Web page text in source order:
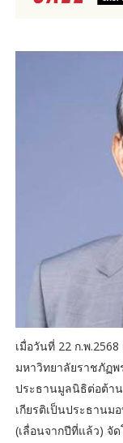
เมื่อวันที่ 22 ก.พ
มหาวิทยาลัยราชภัฏ
ประธานมูลนิธิต่อต้าน
เกียรติเป็นประธานม
(เลื่อนจากปีที่แล้ว) จั